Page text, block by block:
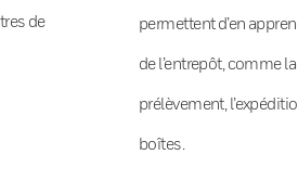
de permettent d’en
de l’entrepôt, comme
prélèvement,
boîtes.